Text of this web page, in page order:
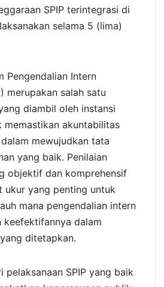
SPIP terintegrasi di
selama 5 (lima)
Pengendalian Intern
merupakan salah satu
diambil oleh instansi
memastikan akuntabilitas
mewujudkan tata
yang baik. Penilaian
objektif dan komprehensif
ukur yang penting untuk
mana pengendalian intern
keefektifannya dalam
ditetapkan.
pelaksanaan SPIP yang baik